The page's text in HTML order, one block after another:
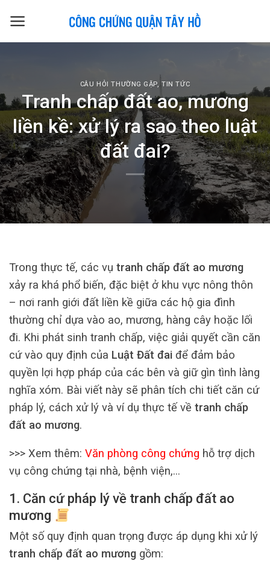
CÂU HỎI THƯỜNG GẶP,TIN TỨC
Tranh chấp đất ao, mương
liền kề: xử lý ra sao theo luật
đất đai?
Trong thực tế, các vụ tranh chấp đất ao mương
xảy ra khá phổ biến, đặc biệt ở khu vực nông thôn
– nơi ranh giới đất liền kề giữa các hộ gia đình
thường chỉ dựa vào ao, mương, hàng cây hoặc lối
đi. Khi phát sinh tranh chấp, việc giải quyết cần căn
cứ vào quy định của Luật Đất đai để đảm bảo
quyền lợi hợp pháp của các bên và giữ gìn tình làng
nghĩa xóm. Bài viết này sẽ phân tích chi tiết căn cứ
pháp lý, cách xử lý và ví dụ thực tế về tranh chấp
đất ao mương.
>>> Xem thêm: Văn phòng công chứng hỗ trợ dịch
vụ công chứng tại nhà, bệnh viện,…
1. Căn cứ pháp lý về tranh chấp đất ao
mương
Một số quy định quan trọng được áp dụng khi xử lý
tranh chấp đất ao mương gồm: